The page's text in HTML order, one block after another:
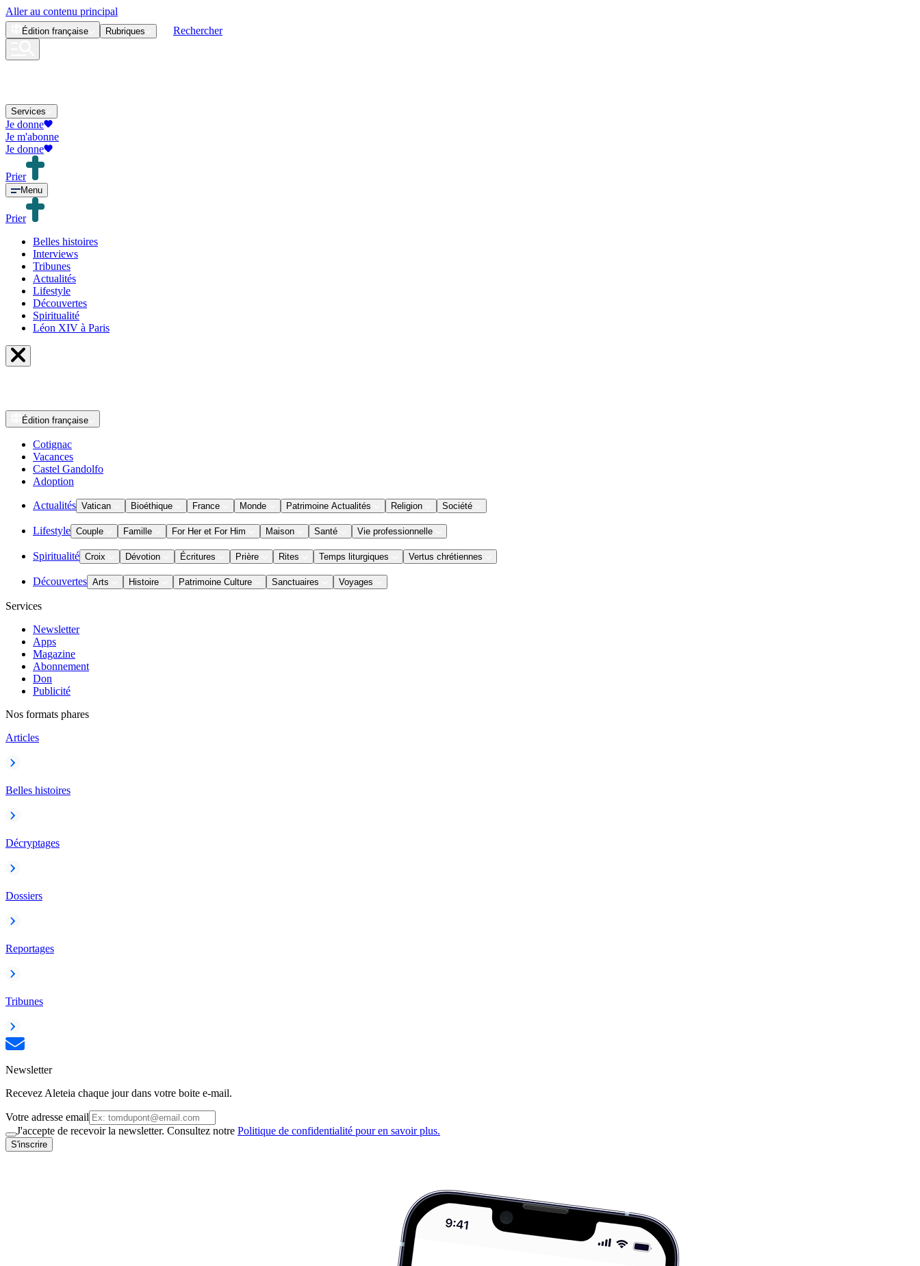
Aller au contenu principal
Édition française Rubriques Rechercher
Services
Je donne
Je m'abonne
Je donne
Prier
Menu
Prier
Belles histoires
Interviews
Tribunes
Actualités
Lifestyle
Découvertes
Spiritualité
Léon XIV à Paris
Édition française
Cotignac
Vacances
Castel Gandolfo
Adoption
Actualités Vatican Bioéthique France Monde Patrimoine Actualités Religion Société
Lifestyle Couple Famille For Her et For Him Maison Santé Vie professionnelle
Spiritualité Croix Dévotion Écritures Prière Rites Temps liturgiques Vertus chrétiennes
Découvertes Arts Histoire Patrimoine Culture Sanctuaires Voyages
Services
Newsletter
Apps
Magazine
Abonnement
Don
Publicité
Nos formats phares
Articles
Belles histoires
Décryptages
Dossiers
Reportages
Tribunes
Newsletter
Recevez Aleteia chaque jour dans votre boite e-mail.
Votre adresse email
J'accepte de recevoir la newsletter. Consultez notre Politique de confidentialité pour en savoir plus.
S'inscrire